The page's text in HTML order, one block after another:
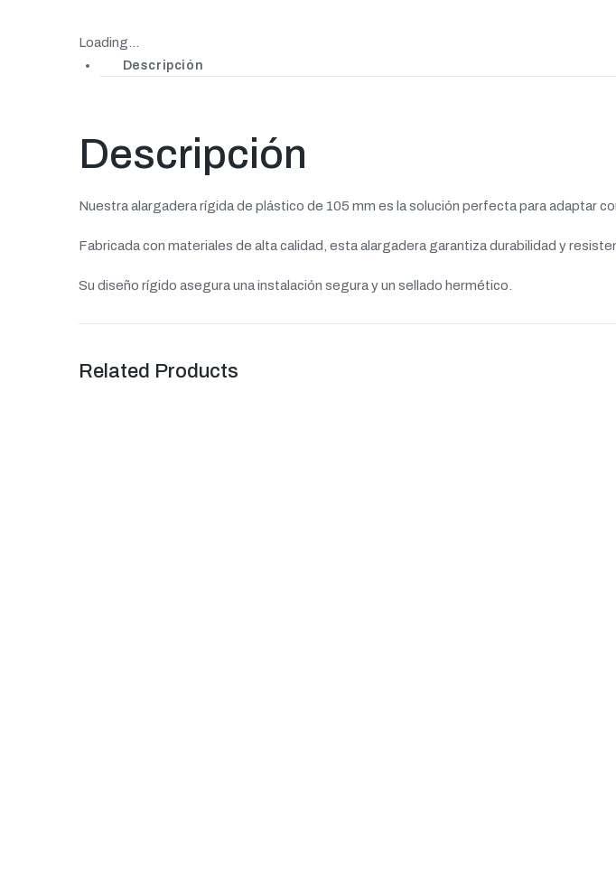
Loading...
Descripción
Descripción
Nuestra alargadera rígida de plástico de 105 mm es la solución perfecta para adaptar
Fabricada con materiales de alta calidad, esta alargadera garantiza durabilidad y
Su diseño rígido asegura una instalación segura y un sellado hermético.
Related Products